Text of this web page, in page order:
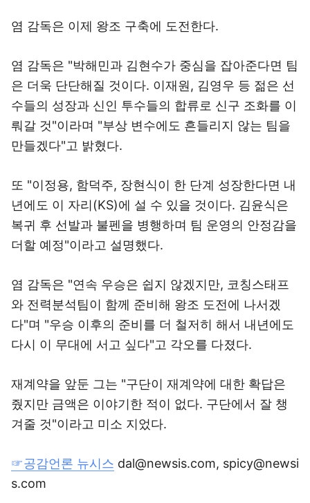
염 감독은 이제 왕조 구축에 도전한다.
염 감독은 "박해민과 김현수가 중심을 잡아준다면 팀
은 더욱 단단해질 것이다. 이재원, 김영우 등 젊은 선
수들의 성장과 신인 투수들의 합류로 신구 조화를 이
뤄갈 것"이라며 "부상 변수에도 흔들리지 않는 팀을
만들겠다"고 밝혔다.
또 "이정용, 함덕주, 장현식이 한 단계 성장한다면 내
년에도 이 자리(KS)에 설 수 있을 것이다. 김윤식은
복귀 후 선발과 불펜을 병행하며 팀 운영의 안정감을
더할 예정"이라고 설명했다.
염 감독은 "연속 우승은 쉽지 않겠지만, 코칭스태프
와 전력분석팀이 함께 준비해 왕조 도전에 나서겠
다"며 "우승 이후의 준비를 더 철저히 해서 내년에도
다시 이 무대에 서고 싶다"고 각오를 다졌다.
재계약을 앞둔 그는 "구단이 재계약에 대한 확답은
줬지만 금액은 이야기한 적이 없다. 구단에서 잘 챙
겨줄 것"이라고 미소 지었다.
☞공감언론 뉴시스 dal@newsis.com, spicy@newsi
s.com